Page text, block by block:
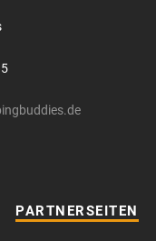
PARTNERSEITEN